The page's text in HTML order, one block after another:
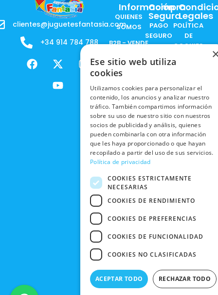
clientes@juguetesfantasia.com
+34 914 784 788
F
a
X
-
t
w
m
Y
o
u
t
Información
QUIENES
SOMOS
B2B - VENDE
PRODUCTOS
RESPONSABILIDAD
SOCIAL
TRABAJA
CON
NOSOTROS
NUESTRAS
TIENDAS
BLACK
FRIDAY
Compra
Segura
PAGO
SEGURO
NACIONALES
INTERNACIONALES
RECOGIDA
EN TIENDA
DEVOLUCIONES
Y CAMBIOS
CANCELAR
PEDIDO
Legales
POLÍTICA
DE
COOKIES
POLÍTICAS
EN RRSS
POLÍTICA DE
PRIVACIDAD
CONDICIONES
DE COMPRA
Ese sitio web utiliza
cookies
Utilizamos cookies para personalizar el
contenido, los anuncios y analizar nuestro
tráfico. También compartimos información
sobre su uso de nuestro sitio con nuestros
socios de publicidad y análisis, quienes
pueden combinarla con otra información
que les haya proporcionado o que hayan
recopilado a partir del uso de sus servicios.
Política de privacidad
COOKIES ESTRICTAMENTE
NECESARIAS
COOKIES DE RENDIMIENTO
COOKIES DE PREFERENCIAS
COOKIES DE FUNCIONALIDAD
COOKIES NO CLASIFICADAS
ACEPTAR TODO RECHAZAR TODO